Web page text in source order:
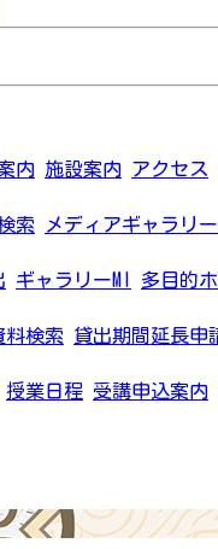
内 施設案内 アクセス
索 メディアギャラリー
ギャラリーMI 多目的
料検索 貸出期間延長申
授業日程 受講申込案内